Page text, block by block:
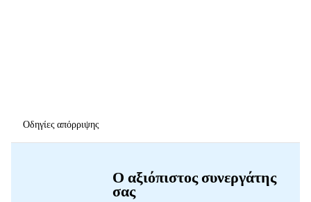
Οδηγίες απόρριψης
Ο αξιόπιστος συνεργάτης
σας